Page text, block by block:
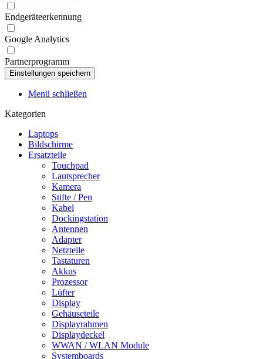
Endgeräteerkennung
Google Analytics
Partnerprogramm
Menü schließen
Kategorien
Laptops
Bildschirme
Ersatzteile
Touchpad
Lautsprecher
Kamera
Stifte / Pen
Kabel
Dockingstation
Antennen
Adapter
Netzteile
Tastaturen
Akkus
Prozessor
Lüfter
Display
Gehäuseteile
Displayrahmen
Displaydeckel
WWAN / WLAN Module
Systemboards